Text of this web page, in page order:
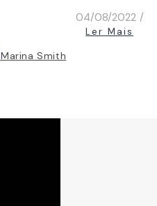
04/08/2022 /
Ler Mais
Marina Smith